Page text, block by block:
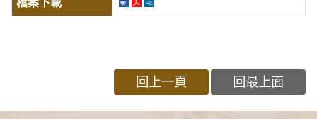
回上一頁 回最上面